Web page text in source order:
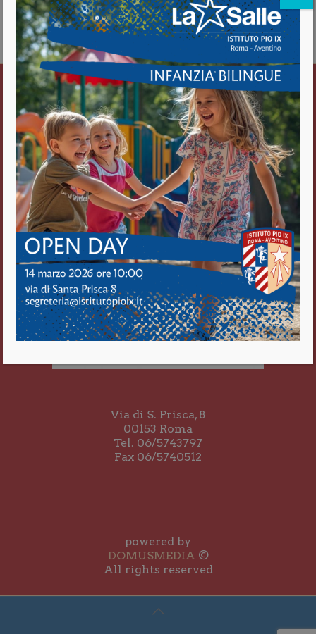
about SANTA MESSA DI INIZIO ANNO
Vedi il calendario completo
Istituto Pio IX
Roma Aventino
Fratelli delle Scuole Cristiane
Via di S. Prisca, 8
00153 Roma
Tel. 06/5743797
Fax 06/5740512
powered by
DOMUSMEDIA ©
All rights reserved